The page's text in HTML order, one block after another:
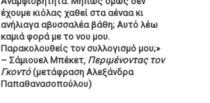
έχουμε κιόλας χαθεί στα αέναα κι
ανήλιαγα αβυσσαλέα βάθη; Αυτό λέω
καμιά φορά με το νου μου.
Παρακολουθείς τον συλλογισμό μου;»
– Σάμιουελ Μπέκετ, Περιμένοντας τον
Γκοντό(μετάφραση Αλεξάνδρα
Παπαθανασοπούλου)